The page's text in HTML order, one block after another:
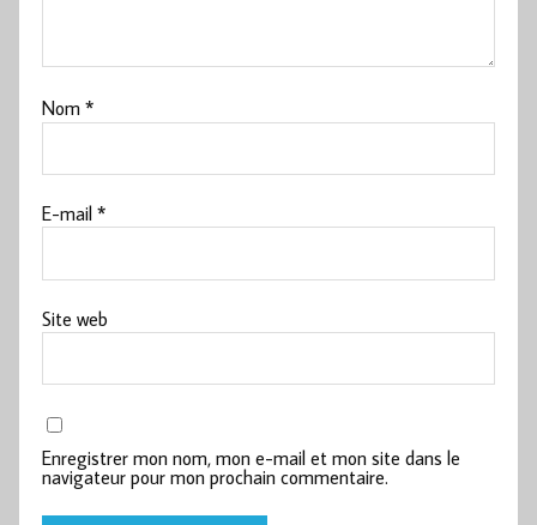
Nom*
E-mail*
Site web
Enregistrer mon nom, mon e-mail et mon site dans le
navigateur pour mon prochain commentaire.